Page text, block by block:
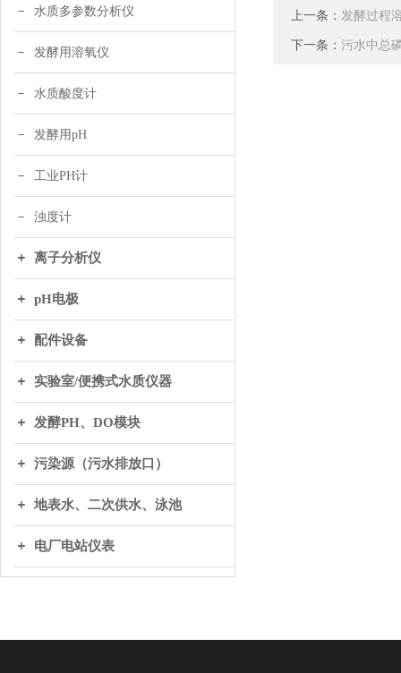
水质多参数分析仪
发酵用溶氧仪
水质酸度计
发酵用pH
工业PH计
浊度计
离子分析仪
pH电极
配件设备
实验室/便携式水质仪器
发酵PH、DO模块
污染源（污水排放口）
地表水、二次供水、泳池
电厂电站仪表
上一条： 发酵过程
下一条： 污水中总